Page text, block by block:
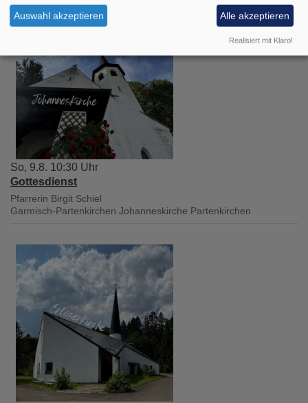
So, 9.8. 10:30 Uhr
Gottesdienst
Pfarrerin Birgit Schiel
Garmisch-Partenkirchen Johanneskirche Partenkirchen
Auswahl akzeptieren Alle akzeptieren
Realisiert mit Klaro!